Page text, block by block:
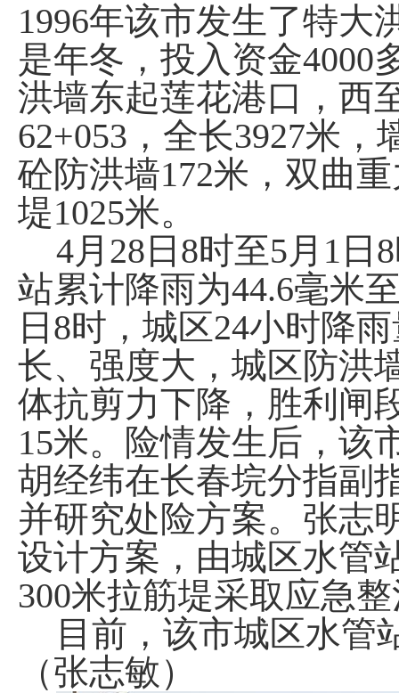
1996年该市发生了特大
是年冬，投入资金4000
洪墙东起莲花港口，西
62+053 ，全长3927米，
砼防洪墙172米，双曲
堤1025米。
4月 28 日 8时至5月 1 日 8
站累计降雨为44.6毫米
日 8时，城区24小时降
长、强度大，城区防洪
体抗剪力下降，胜利闸
15米。险情发生后，该
胡经纬在长春垸分指副
并研究处险方案。张志
设计方案，由城区水管
300米拉筋堤采取应急
目前，该市城区水管
（张志敏）